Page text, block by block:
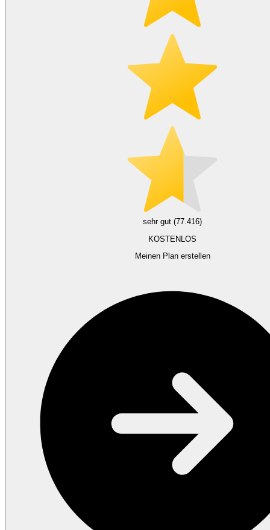
sehr gut (77.416)
KOSTENLOS
Meinen Plan erstellen